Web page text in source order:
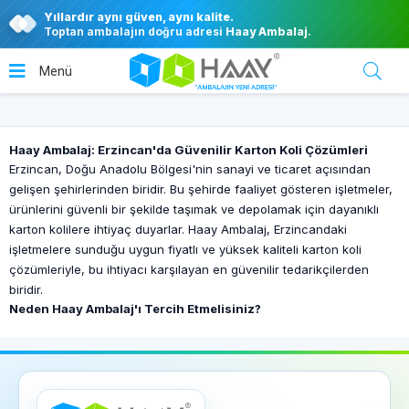
Yıllardır aynı güven, aynı kalite.
Toptan ambalajın doğru adresi Haay Ambalaj.
Haay Ambalaj: Erzincan'da Güvenilir Karton Koli Çözümleri
Erzincan, Doğu Anadolu Bölgesi'nin sanayi ve ticaret açısından
gelişen şehirlerinden biridir. Bu şehirde faaliyet gösteren işletmeler,
ürünlerini güvenli bir şekilde taşımak ve depolamak için dayanıklı
karton kolilere ihtiyaç duyarlar. Haay Ambalaj, Erzincandaki
işletmelere sunduğu uygun fiyatlı ve yüksek kaliteli karton koli
çözümleriyle, bu ihtiyacı karşılayan en güvenilir tedarikçilerden
biridir.
Neden Haay Ambalaj'ı Tercih Etmelisiniz?
karton koliler sunar. Firmanın ürettiği karton koliler, ürünlerinizi
darbe, nem gibi dış etkenlerden koruyarak güvenli bir şekilde
taşınmasını ve depolanmasını sağlar. Haay Ambalaj, müşteri